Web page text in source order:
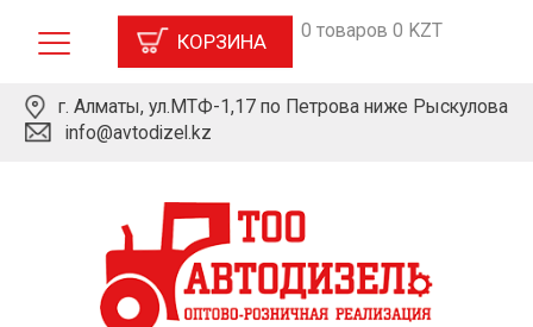
КОРЗИНА 0 товаров 0 KZT
г. Алматы, ул.МТФ-1,17 по Петрова ниже Рыскулова
info@avtodizel.kz